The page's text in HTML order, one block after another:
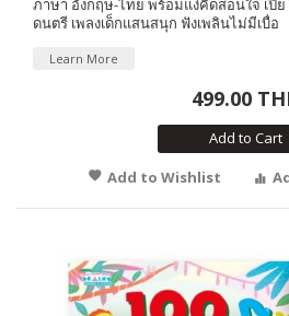
ดนตรี เพลงเด็กแสนสนุก ฟังเพลินไม่มีเบื่อ
Learn More
499.00
Add to Cart
Add to Wishlist